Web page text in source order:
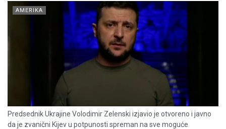
AMERIKA
Predsednik Ukrajine Volodimir Zelenski izjavio je otvoreno i javno
da je zvanični Kijev u potpunosti spreman na sve moguće